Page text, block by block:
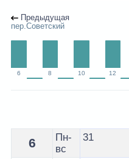
Предыдущая
пер.Советский
6 8 10 12
Расписание 26
6
Пн-
вс
31